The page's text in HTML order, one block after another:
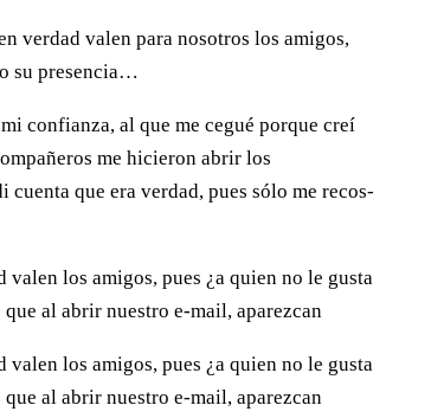
verdad valen para no­sotros los amigos,
su pre­sencia…
confianza, al que me ce­gué porque creí
me hicieron abrir los
cuenta que era verdad, pues sólo me recos­
los amigos, pues ¿a quien no le gusta
al abrir nuestro e-mail, aparezcan
los amigos, pues ¿a quien no le gusta
al abrir nuestro e-mail, aparezcan